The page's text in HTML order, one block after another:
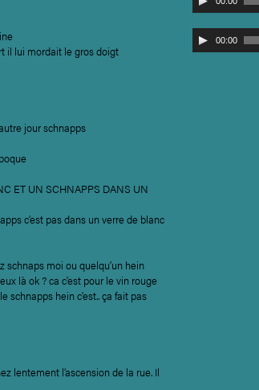
il lui mordait le gros doigt
jour schnapps
ET UN SCHNAPPS DANS UN
c’est pas dans un verre de blanc
schnaps moi ou quelqu’un hein
là ok ? ca c’est pour le vin rouge
schnapps hein c’est.. ça fait pas
lentement l’ascension de la rue. Il
audio
Lecteur
audio
00:00